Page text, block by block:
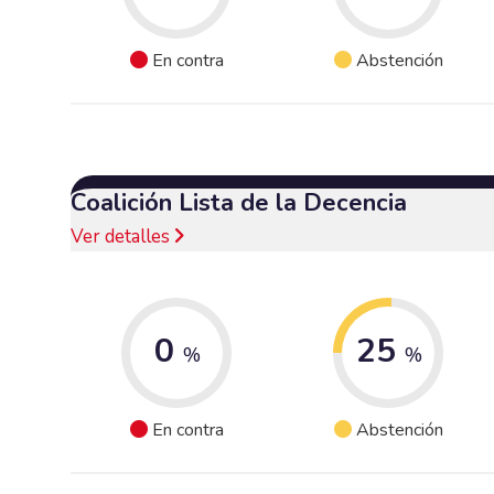
En contra Abstención
Coalición Lista de la Decencia
Ver detalles
0 %
En contra
25 %
Abstención